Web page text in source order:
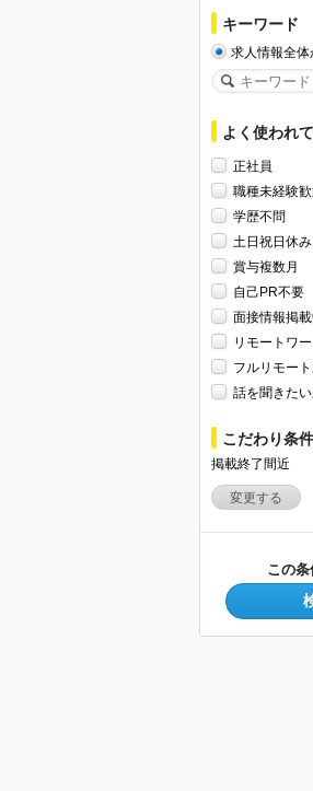
キーワード
求人情報全体
よく使われ
正社員
職種未経験
学歴不問
土日祝日休み
賞与複数月
自己PR不要
面接情報掲
リモートワ
フルリモート
話を聞きた
こだわり条
掲載終了間近
変更する
この